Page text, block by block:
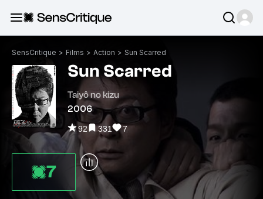
SensCritique > Films > Action > Sun Scarred
Sun Scarred
Taiyô no kizu
2006
92 331 7
7